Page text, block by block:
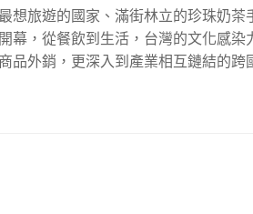
想旅遊的國家、滿街林立的珍珠奶茶
幕，從餐飲到生活，台灣的文化感染
品外銷，更深入到產業相互鏈結的跨